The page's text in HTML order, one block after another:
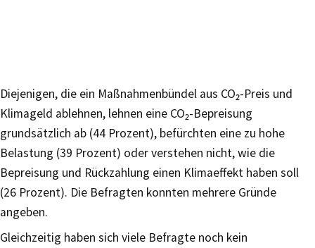
Diejenigen, die ein Maßnahmenbündel aus CO₂-Preis und
Klimageld ablehnen, lehnen eine CO₂-Bepreisung
grundsätzlich ab (44 Prozent), befürchten eine zu hohe
Belastung (39 Prozent) oder verstehen nicht, wie die
Bepreisung und Rückzahlung einen Klimaeffekt haben soll
(26 Prozent). Die Befragten konnten mehrere Gründe
angeben.
Gleichzeitig haben sich viele Befragte noch kein